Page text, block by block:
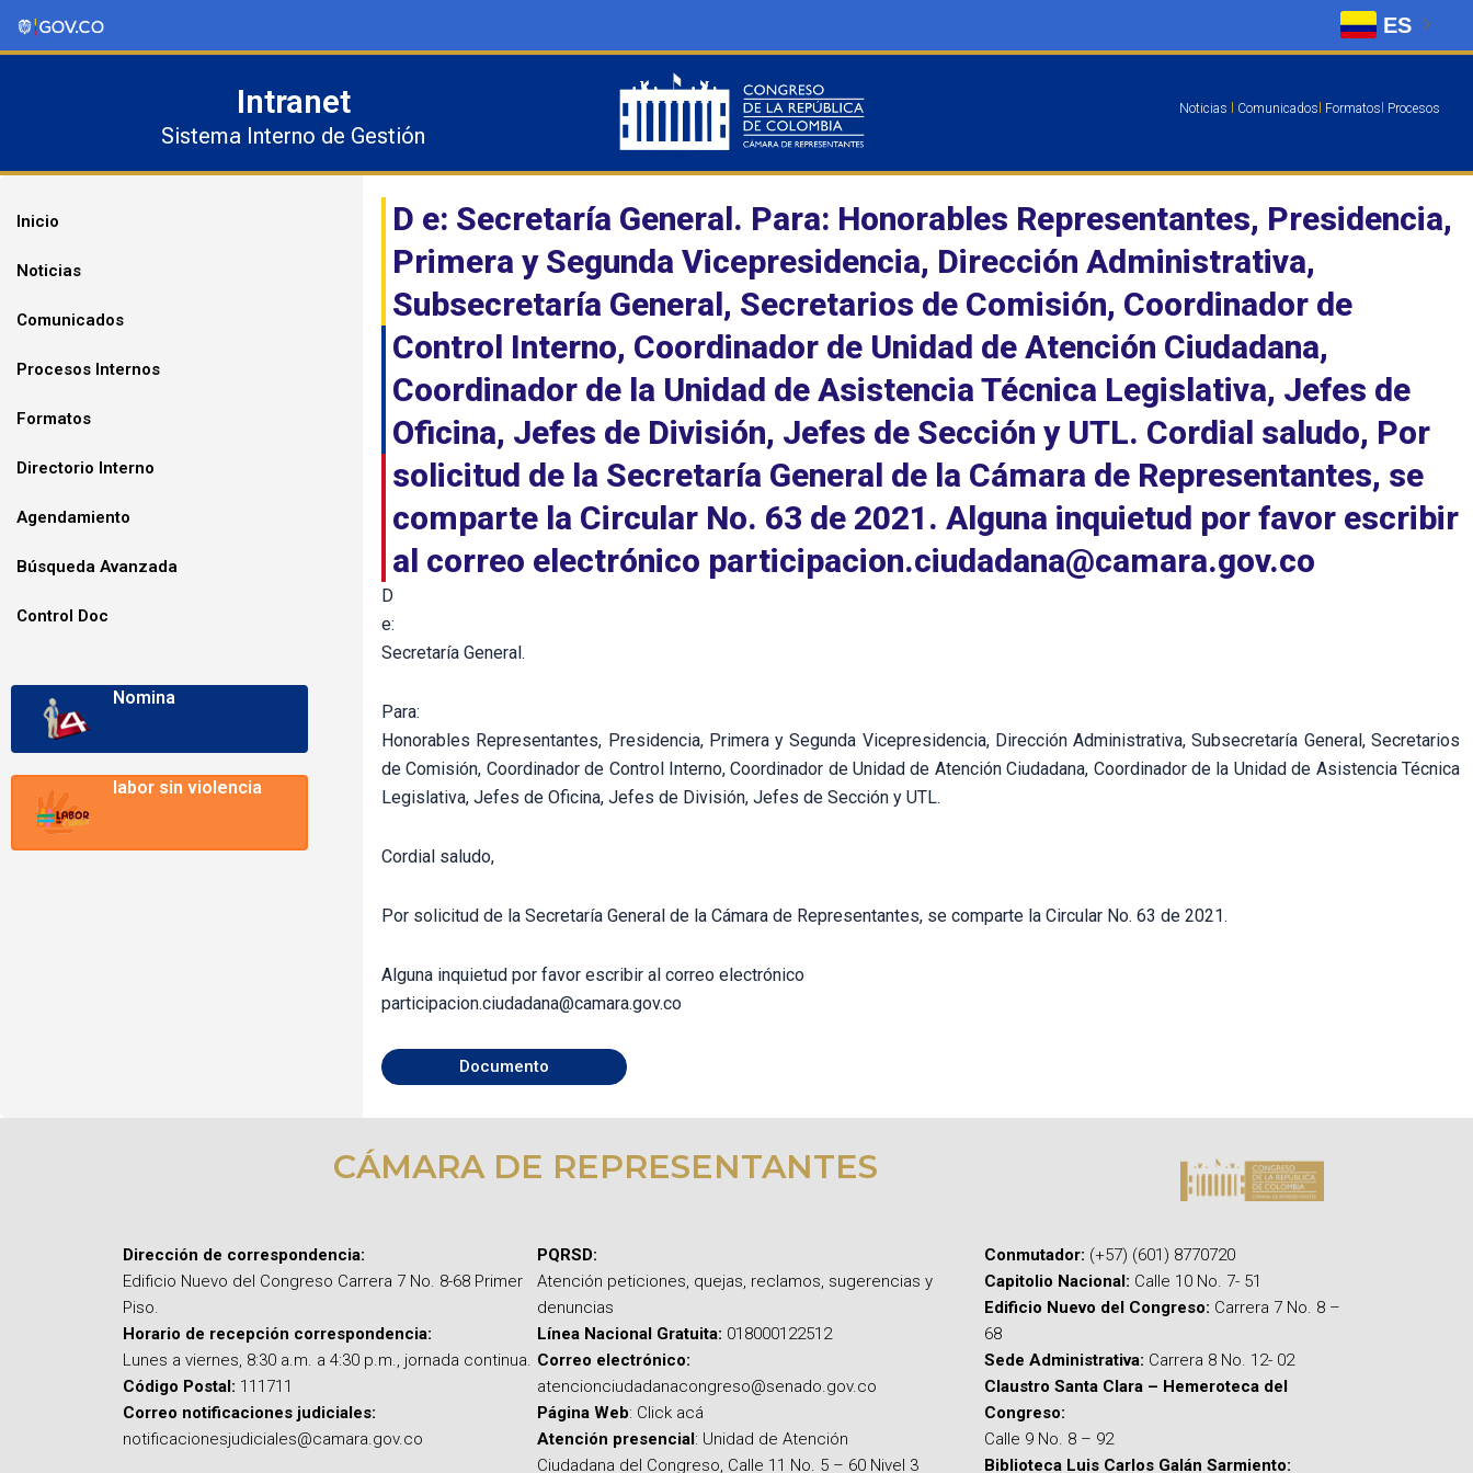
Intranet
Sistema Interno de Gestión
Noticias Comunicados Formatos Procesos
Inicio
Noticias
Comunicados
Procesos Internos
Formatos
Directorio Interno
Agendamiento
Búsqueda Avanzada
Control Doc
Nomina
labor sin violencia
D e: Secretaría General. Para: Honorables Representantes, Presidencia,
Primera y Segunda Vicepresidencia, Dirección Administrativa,
Subsecretaría General, Secretarios de Comisión, Coordinador de
Control Interno, Coordinador de Unidad de Atención Ciudadana,
Coordinador de la Unidad de Asistencia Técnica Legislativa, Jefes de
Oficina, Jefes de División, Jefes de Sección y UTL. Cordial saludo, Por
solicitud de la Secretaría General de la Cámara de Representantes, se
comparte la Circular No. 63 de 2021. Alguna inquietud por favor escribir
al correo electrónico participacion.ciudadana@camara.gov.co
D
e:
Secretaría General.
Para:
Honorables Representantes, Presidencia, Primera y Segunda Vicepresidencia, Dirección Administrativa, Subsecretaría General, Secretarios
de Comisión, Coordinador de Control Interno, Coordinador de Unidad de Atención Ciudadana, Coordinador de la Unidad de Asistencia Técnica
Legislativa, Jefes de Oficina, Jefes de División, Jefes de Sección y UTL.
Cordial saludo,
Por solicitud de la Secretaría General de la Cámara de Representantes, se comparte la Circular No. 63 de 2021.
Alguna inquietud por favor escribir al correo electrónico
participacion.ciudadana@camara.gov.co
Documento
CÁMARA DE REPRESENTANTES
Dirección de correspondencia:
Edificio Nuevo del Congreso Carrera 7 No. 8-68 Primer
Piso.
Horario de recepción correspondencia:
Lunes a viernes, 8:30 a.m. a 4:30 p.m., jornada continua.
Código Postal: 111711
Correo notificaciones judiciales:
notificacionesjudiciales@camara.gov.co
PQRSD:
Atención peticiones, quejas, reclamos, sugerencias y
denuncias
Línea Nacional Gratuita: 018000122512
Correo electrónico:
atencionciudadanacongreso@senado.gov.co
Página Web: Click acá
Atención presencial: Unidad de Atención
Ciudadana del Congreso, Calle 11 No. 5 – 60 Nivel 3
Conmutador: (+57) (601) 8770720
Capitolio Nacional: Calle 10 No. 7- 51
Edificio Nuevo del Congreso: Carrera 7 No. 8 –
68
Sede Administrativa: Carrera 8 No. 12- 02
Claustro Santa Clara – Hemeroteca del
Congreso:
Calle 9 No. 8 – 92
Biblioteca Luis Carlos Galán Sarmiento:
ES